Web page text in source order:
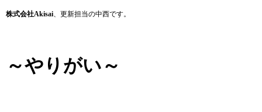
株式会社Akisai、更新担当の中西です。
～やりがい～